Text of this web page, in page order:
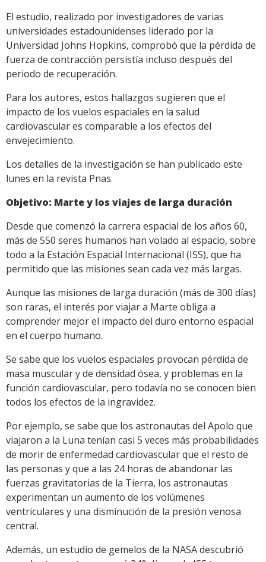
El estudio, realizado por investigadores de varias
universidades estadounidenses liderado por la
Universidad Johns Hopkins, comprobó que la pérdida de
fuerza de contracción persistía incluso después del
periodo de recuperación.
Para los autores, estos hallazgos sugieren que el
impacto de los vuelos espaciales en la salud
cardiovascular es comparable a los efectos del
envejecimiento.
Los detalles de la investigación se han publicado este
lunes en la revista Pnas.
Objetivo: Marte y los viajes de larga duración
Desde que comenzó la carrera espacial de los años 60,
más de 550 seres humanos han volado al espacio, sobre
todo a la Estación Espacial Internacional (ISS), que ha
permitido que las misiones sean cada vez más largas.
Aunque las misiones de larga duración (más de 300 días)
son raras, el interés por viajar a Marte obliga a
comprender mejor el impacto del duro entorno espacial
en el cuerpo humano.
Se sabe que los vuelos espaciales provocan pérdida de
masa muscular y de densidad ósea, y problemas en la
función cardiovascular, pero todavía no se conocen bien
todos los efectos de la ingravidez.
Por ejemplo, se sabe que los astronautas del Apolo que
viajaron a la Luna tenían casi 5 veces más probabilidades
de morir de enfermedad cardiovascular que el resto de
las personas y que a las 24 horas de abandonar las
fuerzas gravitatorias de la Tierra, los astronautas
experimentan un aumento de los volúmenes
ventriculares y una disminución de la presión venosa
central.
Además, un estudio de gemelos de la NASA descubrió